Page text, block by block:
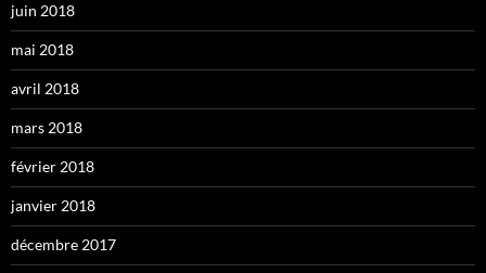
juin 2018
mai 2018
avril 2018
mars 2018
février 2018
janvier 2018
décembre 2017